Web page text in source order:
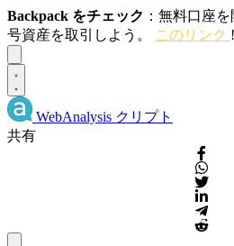
Backpack をチェック ：無料口座
号資産を取引しよう。
このリンク !
WebAnalysis クリプト
共有